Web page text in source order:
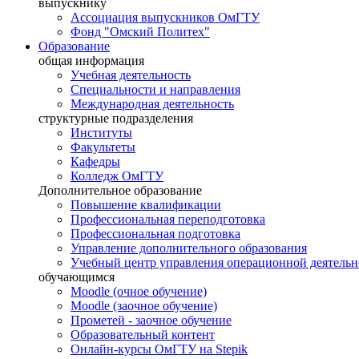
выпускнику
Ассоциация выпускников ОмГТУ
Фонд "Омский Политех"
Образование
общая информация
Учебная деятельность
Специальности и направления
Международная деятельность
структурные подразделения
Институты
Факультеты
Кафедры
Колледж ОмГТУ
Дополнительное образование
Повышение квалификации
Профессиональная переподготовка
Профессиональная подготовка
Управление дополнительного образования
Учебный центр управления операционной
обучающимся
Moodle (очное обучение)
Moodle (заочное обучение)
Прометей - заочное обучение
Образовательный контент
Онлайн-курсы ОмГТУ на Stepik